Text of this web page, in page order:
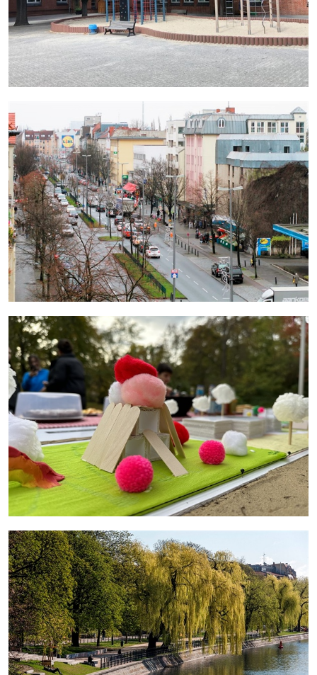
mehr erfahren
mehr erfahren
mehr erfahren
mehr erfahren